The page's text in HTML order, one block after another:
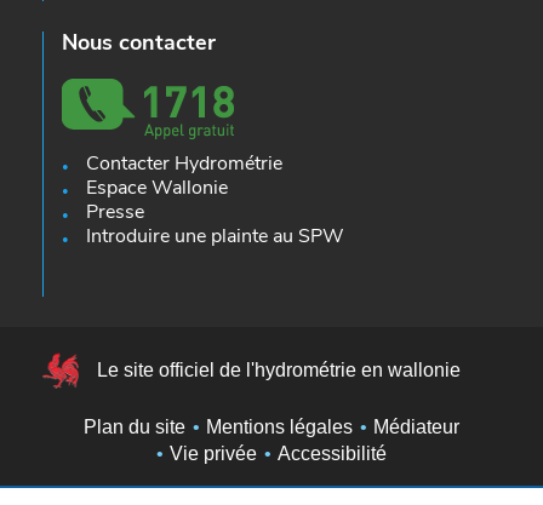
Nous contacter
Contacter Hydrométrie
Espace Wallonie
Presse
Introduire une plainte au SPW
Le site officiel de l'hydrométrie en wallonie
Plan du site Mentions légales
Médiateur
Vie privée
Accessibilité